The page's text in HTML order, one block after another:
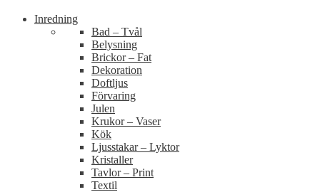
Inredning
Bad – Tvål
Belysning
Brickor – Fat
Dekoration
Doftljus
Förvaring
Julen
Krukor – Vaser
Kök
Ljusstakar – Lyktor
Kristaller
Tavlor – Print
Textil